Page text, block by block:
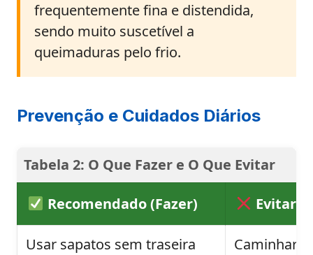
frequentemente fina e distendida,
sendo muito suscetível a
queimaduras pelo frio.
Prevenção e Cuidados Diários
Tabela 2: O Que Fazer e O Que Evitar
Recomendado (Fazer) Evitar
Usar sapatos sem traseira
Caminhar